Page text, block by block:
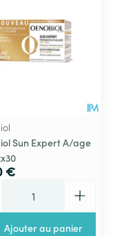
Sun Expert A/age
€
Ajouter au panier